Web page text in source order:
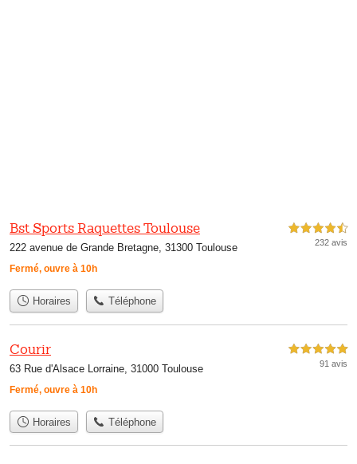
Bst Sports Raquettes Toulouse
222 avenue de Grande Bretagne, 31300 Toulouse
Fermé, ouvre à 10h
4,5 étoiles sur 5
232 avis
Horaires Téléphone
Courir
63 Rue d'Alsace Lorraine, 31000 Toulouse
Fermé, ouvre à 10h
5,0 étoiles sur 5
91 avis
Horaires Téléphone